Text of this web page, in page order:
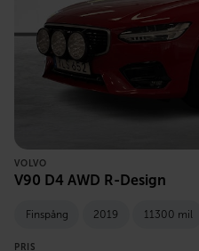
VOLVO
V90 D4 AWD R-Design
Finspång 2019 11300 mil
PRIS